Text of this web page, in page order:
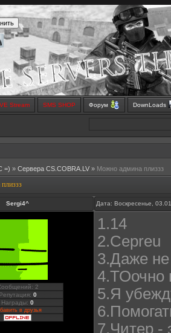
Stream SMS SHOP Форум DownLoads
=) » Сервера CS.COBRA.LV » Можно админа плиззз
Sergi4^ Дата: Воскресенье,
2
Репутация: 0
Награды:0
в друзья
1.14
2.Cepreu
3.Даже
4.ТОочно
5.Я
7.Читер -